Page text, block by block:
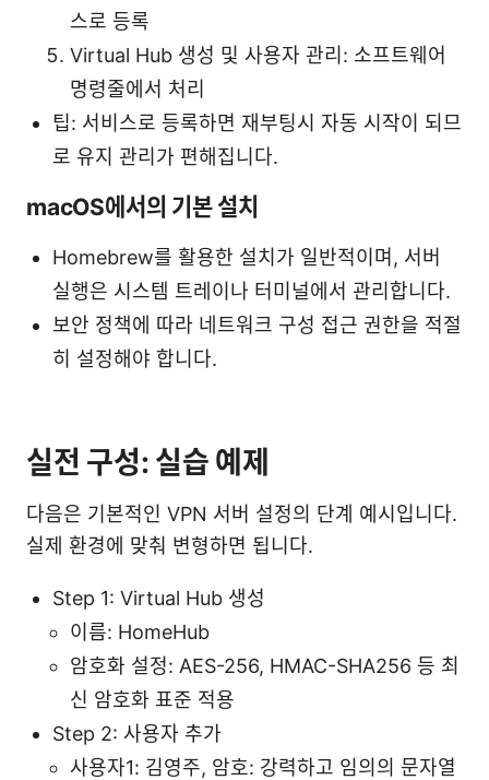
스로 등록
Virtual Hub 생성 및 사용자 관리: 소프트웨어
명령줄에서 처리
팁: 서비스로 등록하면 재부팅시 자동 시작이 되므
로 유지 관리가 편해집니다.
macOS에서의 기본 설치
Homebrew를 활용한 설치가 일반적이며, 서버
실행은 시스템 트레이나 터미널에서 관리합니다.
보안 정책에 따라 네트워크 구성 접근 권한을 적절
히 설정해야 합니다.
실전 구성: 실습 예제
다음은 기본적인 VPN 서버 설정의 단계 예시입니다.
실제 환경에 맞춰 변형하면 됩니다.
Step 1: Virtual Hub 생성
이름: HomeHub
암호화 설정: AES-256, HMAC-SHA256 등 최
신 암호화 표준 적용
Step 2: 사용자 추가
사용자1: 김영주, 암호: 강력하고 임의의 문자열